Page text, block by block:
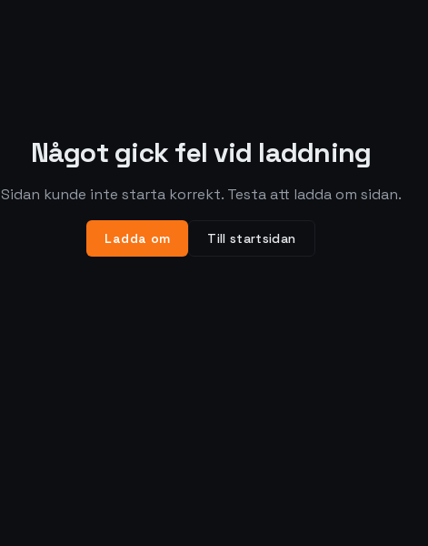
Något gick fel vid laddning
Sidan kunde inte starta korrekt. Testa att ladda om sidan.
Ladda om Till startsidan